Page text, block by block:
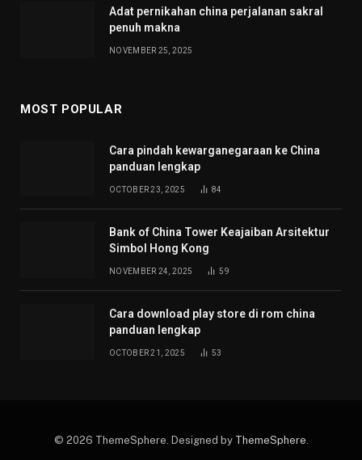
Adat pernikahan china perjalanan sakral
penuh makna
NOVEMBER 25, 2025
MOST POPULAR
Cara pindah kewarganegaraan ke China
panduan lengkap
OCTOBER 23, 2025 84
Bank of China Tower Keajaiban Arsitektur
Simbol Hong Kong
NOVEMBER 24, 2025 59
Cara download play store di rom china
panduan lengkap
OCTOBER 21, 2025 53
© 2026 ThemeSphere. Designed by ThemeSphere